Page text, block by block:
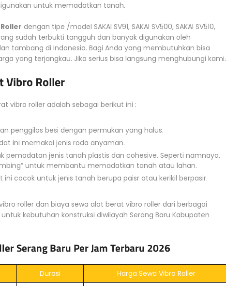
untuk memadatkan tanah.
dengan tipe /model SAKAI SV91, SAKAI SV500, SAKAI SV510,
yang sudah terbukti tangguh dan banyak digunakan oleh
tambang di Indonesia. Bagi Anda yang membutuhkan bisa
yang terjangkau. Jika serius bisa langsung menghubungi kami.
Vibro Roller
vibro roller adalah sebagai berikut ini :
penggilas besi dengan permukan yang halus.
ini memakai jenis roda anyaman.
pemadatan jenis tanah plastis dan cohesive. Seperti namnaya,
untuk membantu memadatkan tanah atau lahan.
ini cocok untuk jenis tanah berupa paisr atau kerikil berpasir.
roller dan biaya sewa alat berat vibro roller dari berbagai
kebutuhan konstruksi diwilayah Serang Baru Kabupaten
Serang Baru Per Jam Terbaru 2026
Durasi
Harga Sewa Vibro Roller